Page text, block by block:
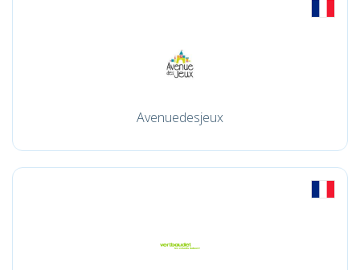
Avenuedesjeux